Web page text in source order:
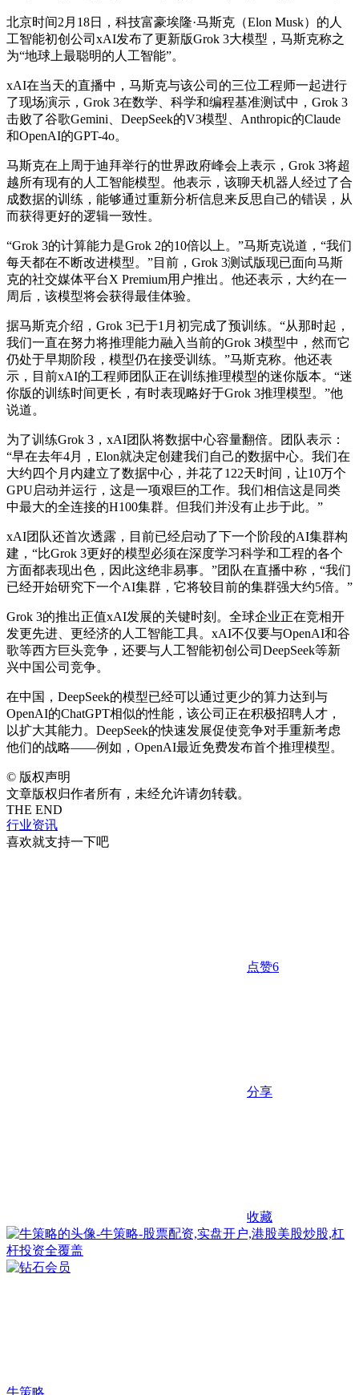
北京时间2月18日，科技富豪埃隆·马斯克（Elon Musk）的人
工智能初创公司xAI发布了更新版Grok 3大模型，马斯克称之
为“地球上最聪明的人工智能”。
xAI在当天的直播中，马斯克与该公司的三位工程师一起进行
了现场演示，Grok 3在数学、科学和编程基准测试中，Grok 3
击败了谷歌Gemini、DeepSeek的V3模型、Anthropic的Claude
和OpenAI的GPT-4o。
马斯克在上周于迪拜举行的世界政府峰会上表示，Grok 3将超
越所有现有的人工智能模型。他表示，该聊天机器人经过了合
成数据的训练，能够通过重新分析信息来反思自己的错误，从
而获得更好的逻辑一致性。
“Grok 3的计算能力是Grok 2的10倍以上。”马斯克说道，“我们
每天都在不断改进模型。”目前，Grok 3测试版现已面向马斯
克的社交媒体平台X Premium用户推出。他还表示，大约在一
周后，该模型将会获得最佳体验。
据马斯克介绍，Grok 3已于1月初完成了预训练。“从那时起，
我们一直在努力将推理能力融入当前的Grok 3模型中，然而它
仍处于早期阶段，模型仍在接受训练。”马斯克称。他还表
示，目前xAI的工程师团队正在训练推理模型的迷你版本。“迷
你版的训练时间更长，有时表现略好于Grok 3推理模型。”他
说道。
为了训练Grok 3，xAI团队将数据中心容量翻倍。团队表示：
“早在去年4月，Elon就决定创建我们自己的数据中心。我们在
大约四个月内建立了数据中心，并花了122天时间，让10万个
GPU启动并运行，这是一项艰巨的工作。我们相信这是同类
中最大的全连接的H100集群。但我们并没有止步于此。”
xAI团队还首次透露，目前已经启动了下一个阶段的AI集群构
建，“比Grok 3更好的模型必须在深度学习科学和工程的各个
方面都表现出色，因此这绝非易事。”团队在直播中称，“我们
已经开始研究下一个AI集群，它将较目前的集群强大约5倍。”
Grok 3的推出正值xAI发展的关键时刻。全球企业正在竞相开
发更先进、更经济的人工智能工具。xAI不仅要与OpenAI和谷
歌等西方巨头竞争，还要与人工智能初创公司DeepSeek等新
兴中国公司竞争。
在中国，DeepSeek的模型已经可以通过更少的算力达到与
OpenAI的ChatGPT相似的性能，该公司正在积极招聘人才，
以扩大其能力。DeepSeek的快速发展促使竞争对手重新考虑
他们的战略——例如，OpenAI最近免费发布首个推理模型。
© 版权声明
文章版权归作者所有，未经允许请勿转载。
THE END
行业资讯
喜欢就支持一下吧
点赞6
分享
收藏
牛策略